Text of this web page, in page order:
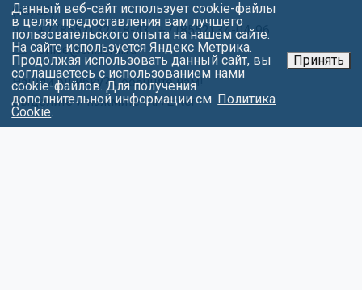
(53/02)
+7 (8552) 32-18-43 ,+7 (8552) 34-04-96
office@chl.ieml.ru
Нашли ошибку? Сообщите нам!
Выделите и нажмите Ctr+Enter
Данный веб-сайт использует cookie-файлы
в целях предоставления вам лучшего
пользовательского опыта на нашем сайте.
На сайте используется Яндекс Метрика.
Продолжая использовать данный сайт, вы
соглашаетесь с использованием нами
cookie-файлов. Для получения
дополнительной информации см. Политика
Cookie.
Принять